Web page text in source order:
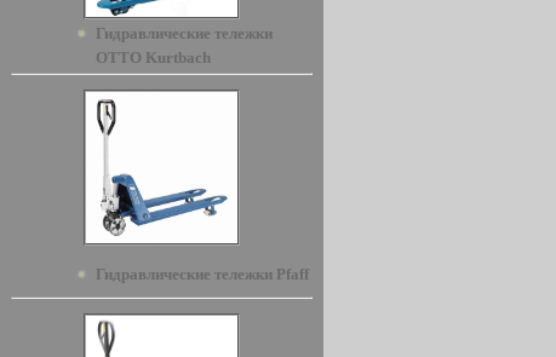
Гидравлические тележки
OTTO Kurtbach
Гидравлические тележки Pfaff